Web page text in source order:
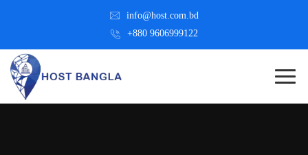
info@host.com.bd
+880 9606999122